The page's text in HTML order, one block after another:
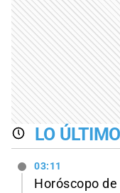
LO ÚLTIMO
03:11
Horóscopo